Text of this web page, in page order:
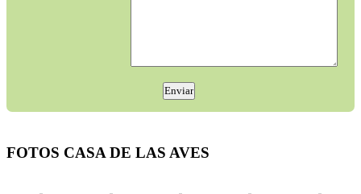
FOTOS CASA DE LAS AVES